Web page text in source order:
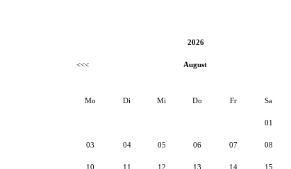
2026
<<< August
Mo Di Mi Do Fr Sa
01
03 04 05 06 07 08
10 11 12 13 14 15